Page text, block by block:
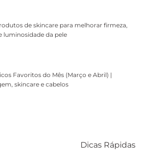
de skincare para melhorar firmeza,
luminosidade da pele
Favoritos do Mês (Março e Abril) |
skincare e cabelos
Dicas Rápidas
diários
cabelos